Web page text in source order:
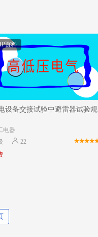
资料
设备交接试验中避雷器试验规
电器
22